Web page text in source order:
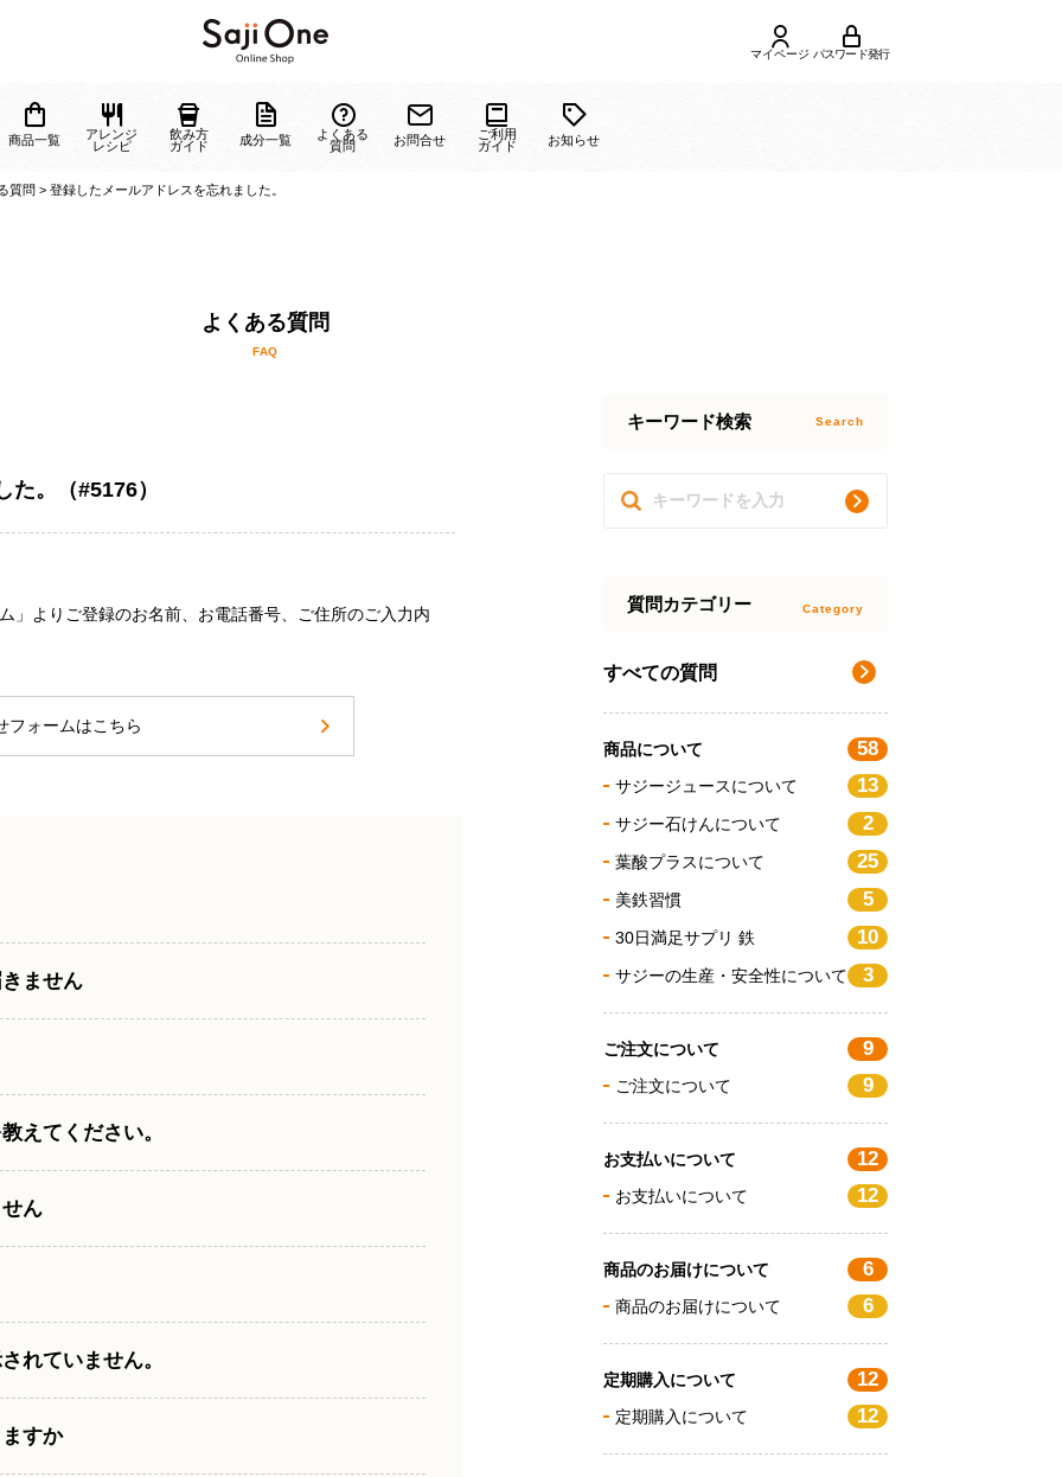
マイページ パスワード発行
ーに 商品一覧 アレンジ 飲み方 成分一覧 よくある お問合せ ご利用
よくある質問
。（#5176）
」よりご登録のお名前、お電話番号、ご住所のご入力内
フォームはこちら
ません
えてください。
ん
れていません。
すか
キーワード検索
質問カテゴリー
すべての質問
商品について 58
サジージュースについて 13
サジー石けんについて 2
葉酸プラスについて 25
美鉄習慣 5
30日満足サプリ 鉄 10
サジーの生産・安全性について 3
ご注文について 9
ご注文について 9
お支払いについて 12
お支払いについて 12
商品のお届けについて 6
商品のお届けについて 6
定期購入について 12
定期購入について 12